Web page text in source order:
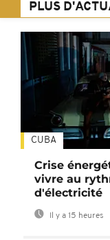
PLUS
CUBA
Crise
vivre au
d'électricité
Il y a 15 heures